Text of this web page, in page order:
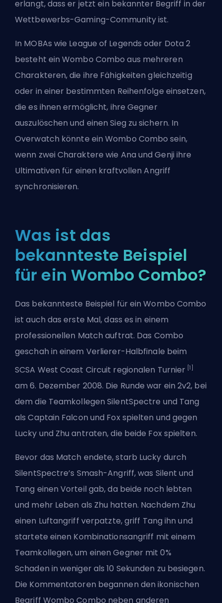
erlangt, dass er jetzt ein bekannter Begriff in der
Wettbewerbs-Gaming-Community ist.
In MOBAs wie League of Legends oder Dota 2
besteht ein Wombo Combo aus mehreren
Charakteren, die ihre Fähigkeiten gleichzeitig
oder in einer bestimmten Reihenfolge einsetzen,
die es ihnen ermöglicht, ihre Gegner
auszulöschen und einen Sieg zu sichern. In
Overwatch könnte ein Wombo Combo sein,
wenn zwei Charaktere wie Ana und Genji ihre
Ultimativen für einen kraftvollen Angriff
synchronisieren.
Was ist das
bekannteste Beispiel
für ein Wombo Combo?
Das bekannteste Beispiel für ein Wombo Combo
ist auch das erste Mal, dass es in einem
professionellen Match auftrat. Das Combo
geschah in einem Verlierer-Halbfinale beim
SCSA West Coast Circuit regionalen Turnier [1]
am 6. Dezember 2008. Die Runde war ein 2v2, bei
dem die Teamkollegen SilentSpectre und Tang
als Captain Falcon und Fox spielten und gegen
Lucky und Zhu antraten, die beide Fox spielten.
Bevor das Match endete, starb Lucky durch
SilentSpectre’s Smash-Angriff, was Silent und
Tang einen Vorteil gab, da beide noch lebten
und mehr Leben als Zhu hatten. Nachdem Zhu
einen Luftangriff verpatzte, griff Tang ihn und
startete einen Kombinationsangriff mit einem
Teamkollegen, um einen Gegner mit 0%
Schaden in weniger als 10 Sekunden zu besiegen.
Die Kommentatoren begannen den ikonischen
Begriff Wombo Combo neben anderen